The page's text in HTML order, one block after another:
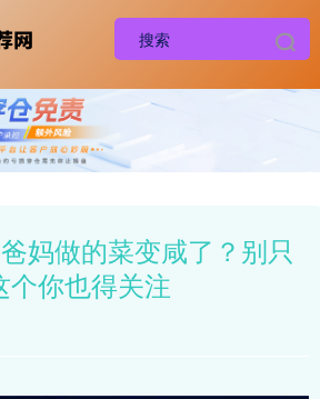
妈做的菜变咸了？别只
个你也得关注